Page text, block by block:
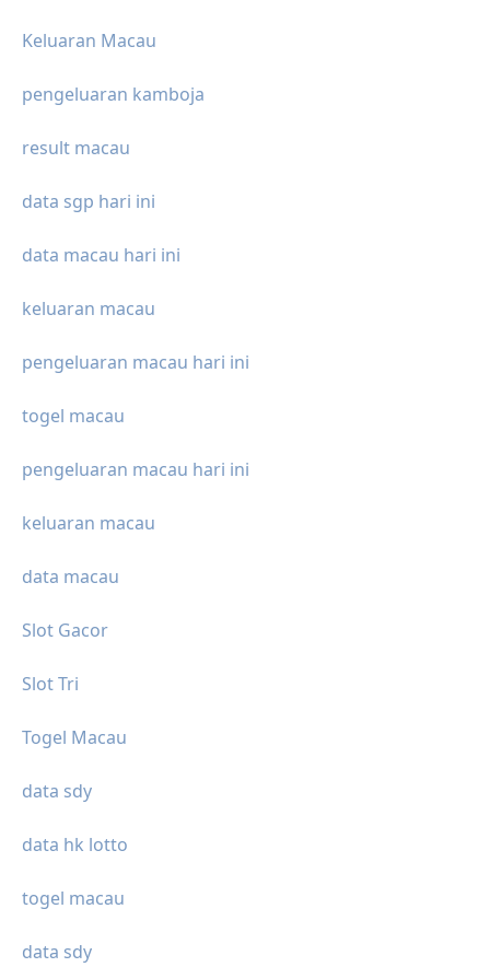
Keluaran Macau
pengeluaran kamboja
result macau
data sgp hari ini
data macau hari ini
keluaran macau
pengeluaran macau hari ini
togel macau
pengeluaran macau hari ini
keluaran macau
data macau
Slot Gacor
Slot Tri
Togel Macau
data sdy
data hk lotto
togel macau
data sdy